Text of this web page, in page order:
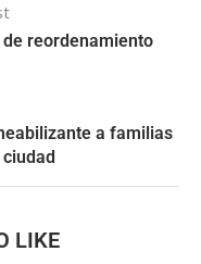
reordenamiento
a familias
LIKE